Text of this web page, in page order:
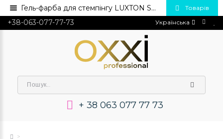
+38-063-077-77-73 Українська
+ 38 063 077 77 73
Товарів
Гель-фарба для стемпінгу LUXTON Stamping Gel Paint 14 небесна, 5мл💅 Купити в Україні опт та роздріб